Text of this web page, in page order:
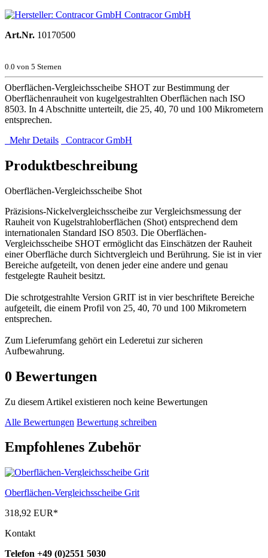
Contracor GmbH
Art.Nr. 10170500
0.0 von 5 Sternen
Oberflächen-Vergleichsscheibe SHOT zur Bestimmung der
Oberflächenrauheit von kugelgestrahlten Oberflächen nach ISO
8503. In 4 Abschnitte unterteilt, die 25, 40, 70 und 100 Mikrometern
entsprechen.
Mehr Details
Contracor GmbH
Produktbeschreibung
Oberflächen-Vergleichsscheibe Shot
Präzisions-Nickelvergleichsscheibe zur Vergleichsmessung der
Rauheit von Kugelstrahloberflächen (Shot) entsprechend dem
internationalen Standard ISO 8503. Die Oberflächen-
Vergleichsscheibe SHOT ermöglicht das Einschätzen der Rauheit
einer Oberfläche durch Sichtvergleich und Berührung. Sie ist in vier
Bereiche aufgeteilt, von denen jeder eine andere und genau
festgelegte Rauheit besitzt.
Die schrotgestrahlte Version GRIT ist in vier beschriftete Bereiche
aufgeteilt, die einem Profil von 25, 40, 70 und 100 Mikrometern
entsprechen.
Zum Lieferumfang gehört ein Lederetui zur sicheren
Aufbewahrung.
0 Bewertungen
Zu diesem Artikel existieren noch keine Bewertungen
Alle Bewertungen Bewertung schreiben
Empfohlenes Zubehör
Oberflächen-Vergleichsscheibe Grit
318,92 EUR*
Kontakt
Telefon +49 (0)2551 5030